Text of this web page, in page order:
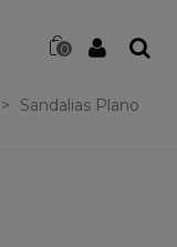
0
>
Sandalias Plano